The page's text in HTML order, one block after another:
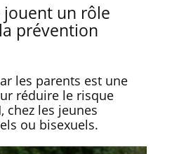
jouent un rôle
prévention
les parents est une
réduire le risque
chez les jeunes
ou bisexuels.